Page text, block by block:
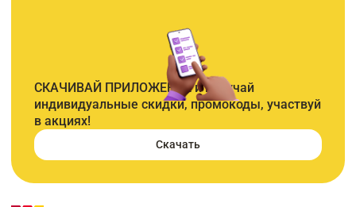
СКАЧИВАЙ ПРИЛОЖЕНИЕ и получай
индивидуальные скидки, промокоды, участвуй
в акциях!
Скачать